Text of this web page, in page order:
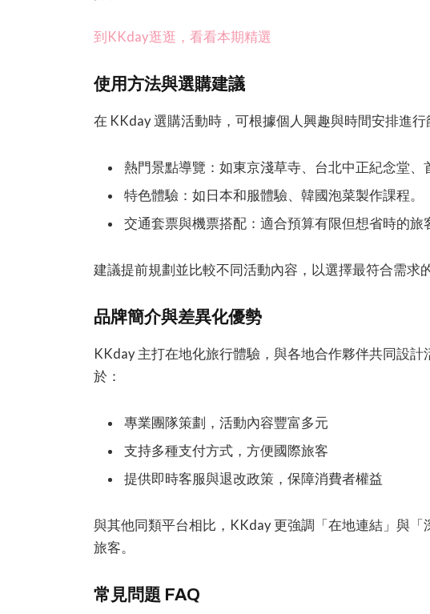
到KKday逛逛，看看本期精選
使用方法與選購建議
在 KKday 選購活動時，可根據個人興趣與時間安排進行
熱門景點導覽：如東京淺草寺、台北中正紀念堂、
特色體驗：如日本和服體驗、韓國泡菜製作課程。
交通套票與機票搭配：適合預算有限但想省時的旅
建議提前規劃並比較不同活動內容，以選擇最符合需求
品牌簡介與差異化優勢
KKday 主打在地化旅行體驗，與各地合作夥伴共同設
於：
專業團隊策劃，活動內容豐富多元
支持多種支付方式，方便國際旅客
提供即時客服與退改政策，保障消費者權益
與其他同類平台相比，KKday 更強調「在地連結」與
旅客。
常見問題 FAQ